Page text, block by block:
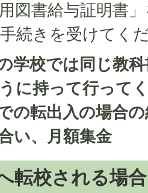
図書給与証明書
続きを受けてく
学校では同じ教
に持って行って
の転出入の場合
い、月額集金
転校される場合